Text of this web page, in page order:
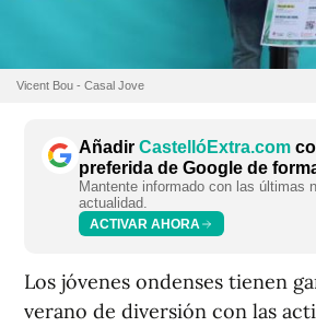
Vicent Bou - Casal Jove
Añadir CastellóExtra.com
preferida de Google de
Mantente informado con las últimas
actualidad.
ACTIVAR AHORA
Los jóvenes ondenses tienen
verano de diversión con las